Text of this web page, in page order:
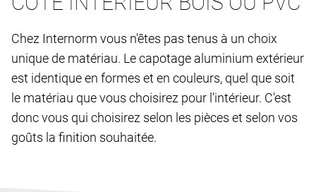
Chez Internorm vous n'êtes pas tenus à un choix
unique de matériau. Le capotage aluminium extérieur
est identique en formes et en couleurs, quel que soit
le matériau que vous choisirez pour l'intérieur. C'est
donc vous qui choisirez selon les pièces et selon vos
goûts la finition souhaitée.